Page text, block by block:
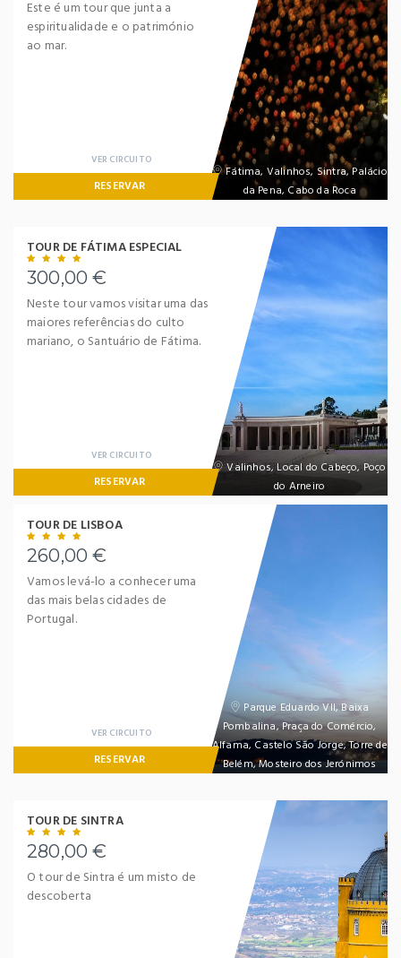
Fátima, Valinhos, Sintra, Palácio
da Pena, Cabo da Roca
Este é um tour que junta a
espiritualidade e o património
ao mar.
VER CIRCUITO
RESERVAR
Valinhos, Local do Cabeço, Poço
do Arneiro
TOUR DE FÁTIMA ESPECIAL
300,00 €
Neste tour vamos visitar uma das
maiores referências do culto
mariano, o Santuário de Fátima.
VER CIRCUITO
RESERVAR
Parque Eduardo VII, Baixa
Pombalina, Praça do Comércio,
Alfama, Castelo São Jorge, Torre de
Belém, Mosteiro dos Jerónimos
TOUR DE LISBOA
260,00 €
Vamos levá-lo a conhecer uma
das mais belas cidades de
Portugal.
VER CIRCUITO
RESERVAR
TOUR DE SINTRA
280,00 €
O tour de Sintra é um misto de
descoberta
LOGIN
Remember Me Forgot Password ?
LOGIN NOW
Register now
NEWSLETTER
Lorem ipsum dolor sit amet,
consectetuer adipiscing elit. Aenean
commodo ligula eget dolor.
SUBMIT
Dont Show This Message Again